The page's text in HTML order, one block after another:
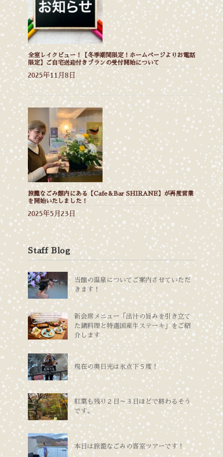
全室レイクビュー！【冬季期間限定！ホームページよりお電話
限定】ご自宅送迎付きプランの受付開始について
2025年11月8日
旅籠なごみ館内にある【Cafe＆Bar SHIRANE】が再度営業
を開始いたしました！
2025年5月23日
Staff Blog
当館の温泉についてご案内させていただ
きます！
新会席メニュー「出汁の旨みを引き立て
た鍋料理と特選国産牛ステーキ」をご紹
介します
現在の奥日光は氷点下５度！
紅葉も残り２日～３日ほどで終わるそう
です。
本日は旅籠なごみの客室ツアーです！